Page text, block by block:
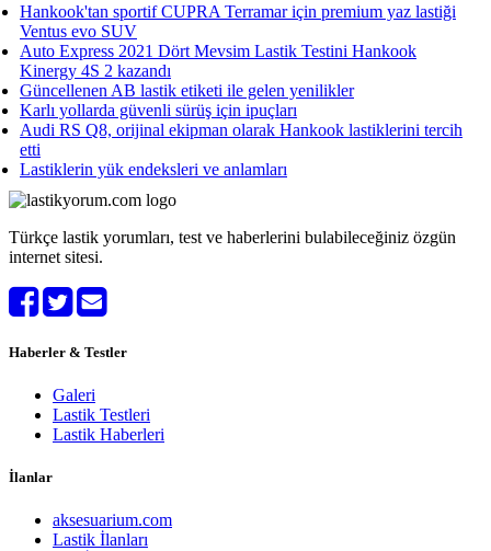
Hankook'tan sportif CUPRA Terramar için premium yaz lastiği
Ventus evo SUV
Auto Express 2021 Dört Mevsim Lastik Testini Hankook
Kinergy 4S 2 kazandı
Güncellenen AB lastik etiketi ile gelen yenilikler
Karlı yollarda güvenli sürüş için ipuçları
Audi RS Q8, orijinal ekipman olarak Hankook lastiklerini tercih
etti
Lastiklerin yük endeksleri ve anlamları
Türkçe lastik yorumları, test ve haberlerini bulabileceğiniz özgün
internet sitesi.
Haberler & Testler
Galeri
Lastik Testleri
Lastik Haberleri
İlanlar
aksesuarium.com
Lastik İlanları